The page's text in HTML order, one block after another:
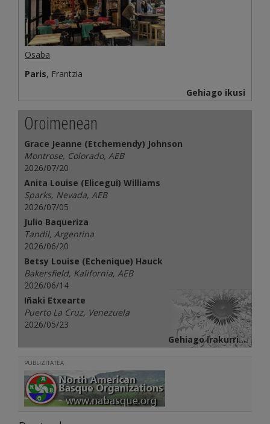
Osaba
Paris, Frantzia
Gehiago ikusi
Oroimenean
Grace Jeanne (Etchemendy) Johnson
Montrose, Colorado, AEB
2026/07/20
Anita Louise (Elicegui) Williams
Sparks, Nevada, AEB
2026/07/05
Julio Baqueriza
Tandil, Argentina
2026/06/20
Betsy Louise (Echenique) Hauck
Bakersfield, Kalifornia, AEB
2026/06/14
Iñaki Etxearte
Puerto La Cruz, Venezuela
2026/05/23
Gehiago irakurri...
PUBLIZITATEA